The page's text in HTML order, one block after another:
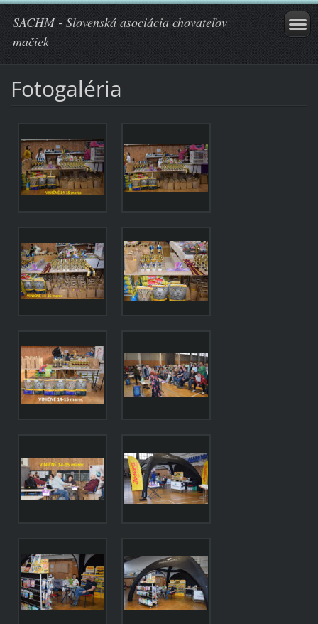
SACHM - Slovenská asociácia chovateľov
mačiek
Fotogaléria